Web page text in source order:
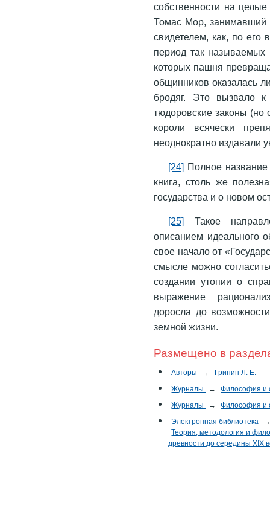
собственности на
Томас Мор, занимавший
свидетелем, как, по
период так называемых
которых пашня
общинников оказалась
бродяг. Это вызвало к
тюдоровские законы (но
короли всячески
неоднократно издавали
[24] Полное название
книга, столь же
государства и о новом
[25] Такое
описанием идеального
свое начало от
смысле можно
создании утопии о
выражение
доросла до
земной жизни.
Размещено в
Авторы →
Гринин Л. Е.
Журналы
→
Философия и
Журналы
→
Философия и
Электронная библиотека
Теория, методология и
древности до середины XIX